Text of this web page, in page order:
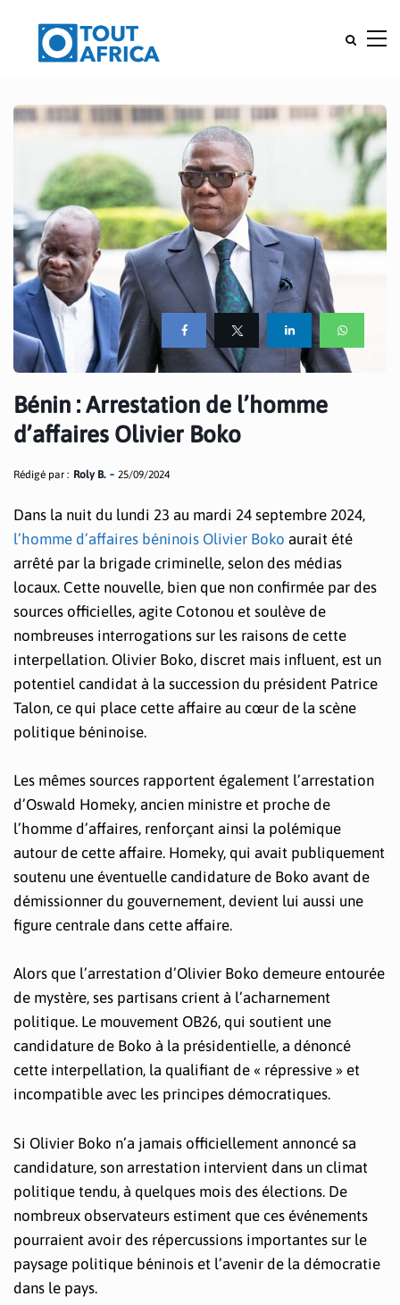
Bénin : Arrestation de l’homme
d’affaires Olivier Boko
Rédigé par : Roly B. 25/09/2024
Dans la nuit du lundi 23 au mardi 24 septembre 2024,
l’homme d’affaires béninois Olivier Boko aurait été
arrêté par la brigade criminelle, selon des médias
locaux. Cette nouvelle, bien que non confirmée par des
sources officielles, agite Cotonou et soulève de
nombreuses interrogations sur les raisons de cette
interpellation. Olivier Boko, discret mais influent, est un
potentiel candidat à la succession du président Patrice
Talon, ce qui place cette affaire au cœur de la scène
politique béninoise.
Les mêmes sources rapportent également l’arrestation
d’Oswald Homeky, ancien ministre et proche de
l’homme d’affaires, renforçant ainsi la polémique
autour de cette affaire. Homeky, qui avait publiquement
soutenu une éventuelle candidature de Boko avant de
démissionner du gouvernement, devient lui aussi une
figure centrale dans cette affaire.
Alors que l’arrestation d’Olivier Boko demeure entourée
de mystère, ses partisans crient à l’acharnement
politique. Le mouvement OB26, qui soutient une
candidature de Boko à la présidentielle, a dénoncé
cette interpellation, la qualifiant de « répressive » et
incompatible avec les principes démocratiques.
Si Olivier Boko n’a jamais officiellement annoncé sa
candidature, son arrestation intervient dans un climat
politique tendu, à quelques mois des élections. De
nombreux observateurs estiment que ces événements
pourraient avoir des répercussions importantes sur le
paysage politique béninois et l’avenir de la démocratie
dans le pays.